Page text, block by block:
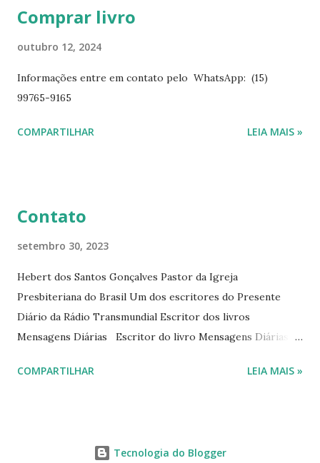
Mensagens Diárias 4 -
mensagens diárias traz uma meditação para cada dia do
ano. Passagens bíblicas, ilustrações, histórias
Diário da Rádio Trans mundial a mais de 15 anos. Escreveu o
Comprar livro
outubro 12, 2024
Informações entre em contato pelo WhatsApp: (15)
99765-9165
COMPARTILHAR LEIA MAIS »
Contato
setembro 30, 2023
Hebert dos Santos Gonçalves Pastor da Igreja
Presbiteriana do Brasil Um dos escritores do Presente
Diário da Rádio Transmundial Escritor dos livros
Mensagens Diárias Escritor do livro Mensagens Diárias da
livromensagensdiarias@gmail.com Whatsapp: (15) 99765-
www.facebook.com/livromensagensdiarias
COMPARTILHAR LEIA MAIS »
Tecnologia do Blogger